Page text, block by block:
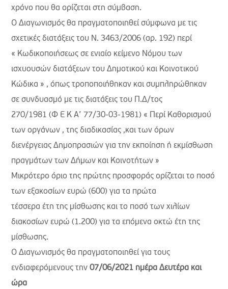
χρόνο που θα ορίζεται στη σύμβαση.
Ο Διαγωνισμός θα πραγματοποιηθεί σύμφωνα με τις
σχετικές διατάξεις του Ν. 3463/2006 (αρ. 192) περί
« Κωδικοποιήσεως σε ενιαίο κείμενο Νόμου των
ισχυουσών διατάξεων του Δημοτικού και Κοινοτικού
Κώδικα » , όπως τροποποιήθηκαν και συμπληρώθηκαν
σε συνδυασμό με τις διατάξεις του Π.Δ/τος
270/1981 (Φ Ε Κ Α’ 77/30-03-1981) « Περί Καθορισμού
των οργάνων , της διαδικασίας ,και των όρων
διενέργειας Δημοπρασιών για την εκποίηση ή εκμίσθωση
πραγμάτων των Δήμων και Κοινοτήτων »
Μικρότερο όριο της πρώτης προσφοράς ορίζεται το ποσό
των εξακοσίων ευρώ (600) για τα πρώτα
τέσσερα έτη της μίσθωσης και το ποσό των χιλίων
διακοσίων ευρώ (1.200) για τα επόμενα οκτώ έτη της
μίσθωσης.
Ο Διαγωνισμός θα πραγματοποιηθεί για τους
ενδιαφερόμενους την07/06/2021 ημέρα Δευτέρα και
ώρα